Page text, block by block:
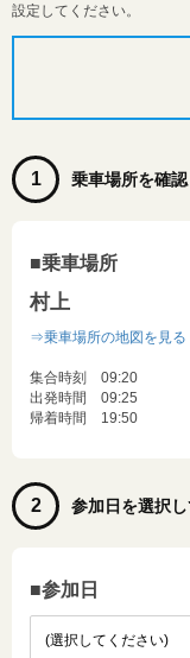
設定してください。
1 乗車場所を確
■乗車場所
村上
⇒乗車場所の地図を見る
集合時刻 09:20
出発時間 09:25
帰着時間 19:50
2 参加日を選択
■参加日